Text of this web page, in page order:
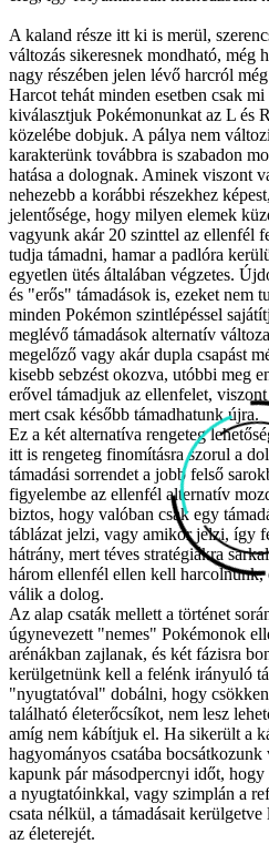
A kaland része itt ki is merül,
változás sikeresnek mondható, még
nagy részében jelen lévő harcról
Harcot tehát minden esetben csak
kiválasztjuk Pokémonunkat az L és
közelébe dobjuk. A pálya nem
karakterünk továbbra is szabadon
hatása a dolognak. Aminek viszont
nehezebb a korábbi részekhez
jelentősége, hogy milyen elemek
vagyunk akár 20 szinttel az ellenfél
tudja támadni, hamar a padlóra
egyetlen ütés általában végzetes.
és "erős" támadások is, ezeket nem
minden Pokémon szintlépéssel
meglévő támadások alternatív
megelőző vagy akár dupla csapást
kisebb sebzést okozva, utóbbi meg
erővel támadjuk az ellenfelet,
mert csak később támadhatunk újra.
Ez a két alternatíva rengeteg
itt is rengeteg finomításra szorul a
támadási sorrendet a jobb felső
figyelembe az ellenfél alternatív
biztos, hogy valóban csak egy
táblázat jelzi, vagy amikor jelzi, így
hátrány, mert téves stratégiákra
három ellenfél ellen kell
válik a dolog.
Az alap csaták mellett a történet
úgynevezett "nemes" Pokémonok
arénákban zajlanak, és két fázisra
kerülgetnünk kell a felénk irányuló
"nyugtatóval" dobálni, hogy
található életerőcsíkot, nem lesz
amíg nem kábítjuk el. Ha sikerült a
hagyományos csatába
kapunk pár másodpercnyi időt,
a nyugtatóinkkal, vagy szimplán a
csata nélkül, a támadásait
az életerejét.